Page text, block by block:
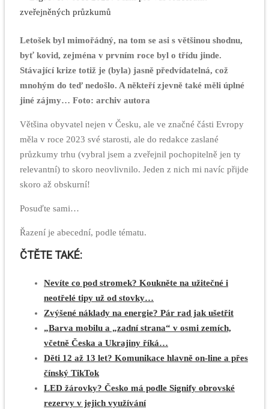
Letošek byl mimořádný, na tom se asi s většinou shodnu,
byť kovid, zejména v prvním roce byl o třídu jinde.
Stávající krize totiž je (byla) jasně předvídatelná, což
mnohým do teď nedošlo. A někteří zjevně také měli úplné
jiné zájmy… Foto: archiv autora
Většina obyvatel nejen v Česku, ale ve značné části Evropy
měla v roce 2023 své starosti, ale do redakce zaslané
průzkumy trhu (vybral jsem a zveřejnil pochopitelně jen ty
relevantní) to skoro neovlivnilo. Jeden z nich mi navíc přijde
skoro až obskurní!
Posuďte sami…
Řazení je abecední, podle tématu.
ČTĚTE TAKÉ:
Nevíte co pod stromek? Koukněte na užitečné i
neotřelé tipy už od stovky…
Zvýšené náklady na energie? Pár rad jak ušetřit
„Barva mobilu a „zadní strana“ v osmi zemích,
včetně Česka a Ukrajiny říká…
Děti 12 až 13 let? Komunikace hlavně on-line a přes
čínský TikTok
LED žárovky? Česko má podle Signify obrovské
rezervy v jejich využívání